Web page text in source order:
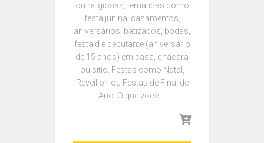
ou religiosas, temáticas como
festa junina, casamentos,
aniversários, batizados, bodas,
festa d e debutante (aniversário
de 15 anos) em casa, chácara
ou sítio. Festas como Natal,
Reveillon ou Festas de Final de
Ano. O que você …